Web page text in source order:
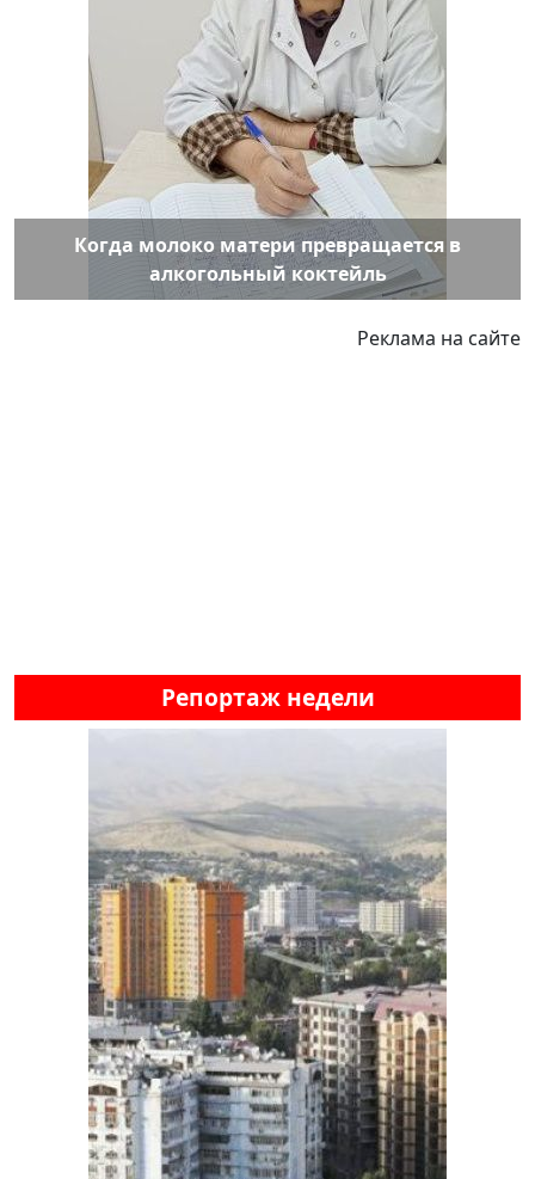
Когда молоко матери превращается в
алкогольный коктейль
Реклама на сайте
Репортаж недели